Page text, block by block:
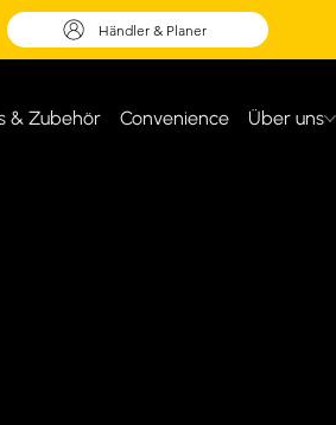
Händler & Planer
& Zubehör Convenience Über uns